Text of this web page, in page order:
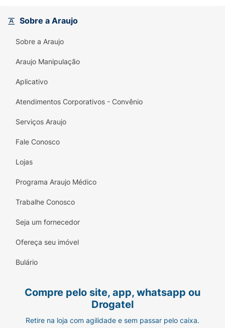
Sobre a Araujo
Sobre a Araujo
Araujo Manipulação
Aplicativo
Atendimentos Corporativos - Convênio
Serviços Araujo
Fale Conosco
Lojas
Programa Araujo Médico
Trabalhe Conosco
Seja um fornecedor
Ofereça seu imóvel
Bulário
Compre pelo site, app, whatsapp ou
Drogatel
Retire na loja com agilidade e sem passar pelo caixa.